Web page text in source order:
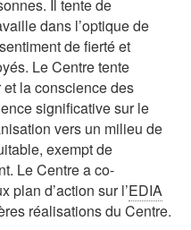
Il tente de
dans l’optique de
de fierté et
Le Centre tente
la conscience des
significative sur le
vers un milieu de
exempt de
Le Centre a co-
plan d’action sur l’EDIA
réalisations du Centre.